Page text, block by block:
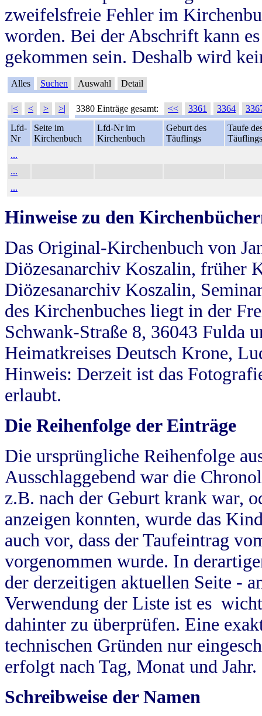
zweifelsfreie Fehler im
worden. Bei der Abschrift kann
gekommen sein. Deshalb wird
Alles Suchen Auswahl Detail
|< < > >| 3380 Einträge gesamt: << 3361 3364
Lfd-
Nr
Seite im
Kirchenbuch
Lfd-Nr im
Kirchenbuch
Geburt des
Täuflings
Taufe
Täuflings
...
...
...
Hinweise zu den
Das Original-Kirchenbuch von
Diözesanarchiv Koszalin, früher
Diözesanarchiv Koszalin,
des Kirchenbuches liegt in der
Schwank-Straße 8, 36043 Fulda
Heimatkreises Deutsch Krone,
Hinweis: Derzeit ist das
erlaubt.
Die Reihenfolge der Einträge
Die ursprüngliche Reihenfolge
Ausschlaggebend war die
z.B. nach der Geburt krank war,
anzeigen konnten, wurde das
auch vor, dass der Taufeintrag
vorgenommen wurde. In
der derzeitigen aktuellen Seite -
Verwendung der Liste ist es
dahinter zu überprüfen. Eine
technischen Gründen nur
erfolgt nach Tag, Monat und Jahr.
Schreibweise der Namen